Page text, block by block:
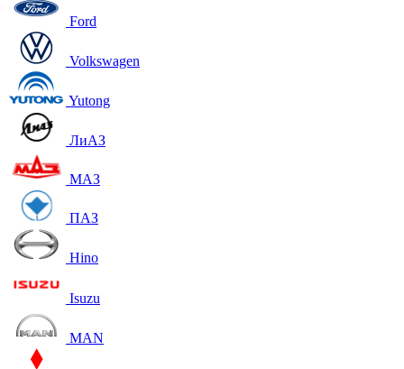
Ford
Volkswagen
Yutong
ЛиАЗ
МАЗ
ПАЗ
Hino
Isuzu
MAN